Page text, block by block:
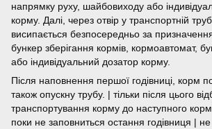
напрямку руху, шайбовиходу або
корму. Далі, через отвір у транспортній
висипається безпосередньо за
бункер зберігання кормів, кормоавтомат,
або індивідуальний дозатор корму.
Після наповнення першої годівниці, корм
також опускну трубу. | тільки після цього
транспортування корму до наступного
поки не заповниться остання годівниця |